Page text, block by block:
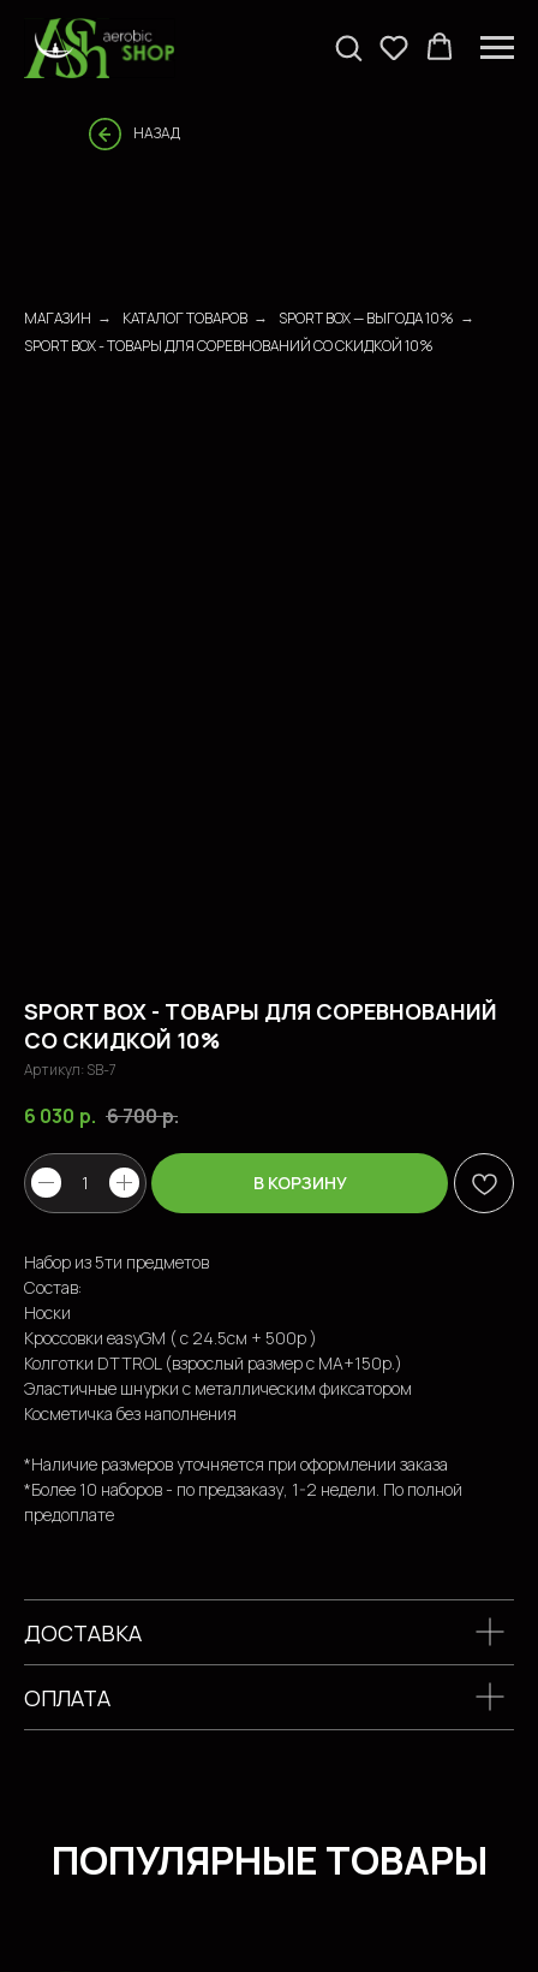
НАЗАД
МАГАЗИН → КАТАЛОГ ТОВАРОВ → SPORT BOX — ВЫГОДА 10% →
SPORT BOX - ТОВАРЫ ДЛЯ СОРЕВНОВАНИЙ СО СКИДКОЙ 10%
SPORT BOX - ТОВАРЫ ДЛЯ СОРЕВНОВАНИЙ
СО СКИДКОЙ 10%
Артикул: SB-7
6 030 р. 6 700р.
В КОРЗИНУ
Набор из 5ти предметов
Состав:
Носки
Кроссовки easyGM ( с 24.5см + 500р )
Колготки DTTROL (взрослый размер с MA+150р.)
Эластичные шнурки с металлическим фиксатором
Косметичка без наполнения
*Наличие размеров уточняется при оформлении заказа
*Более 10 наборов - по предзаказу, 1-2 недели. По полной
предоплате
ДОСТАВКА
ОПЛАТА
ПОПУЛЯРНЫЕ ТОВАРЫ